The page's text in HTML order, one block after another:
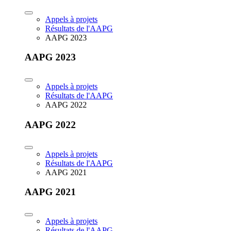
Appels à projets
Résultats de l'AAPG
AAPG 2023
AAPG 2023
Appels à projets
Résultats de l'AAPG
AAPG 2022
AAPG 2022
Appels à projets
Résultats de l'AAPG
AAPG 2021
AAPG 2021
Appels à projets